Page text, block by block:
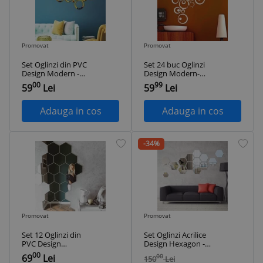
Promovat
Set Oglinzi din PVC
Design Modern -
Oglinzi Decorative
Acrilice Gold -
Luxury Home 24
bucati/set
5900 Lei
Adauga in cos
Promovat
Set 24 buc Oglinzi
Design Modern-
Oglinzi Decorative
Acrilice Cristal
5999 Lei
Adauga in cos
Promovat
Set 12 Oglinzi din
PVC Design
Hexagon Modern
6900 Lei
-34%
Promovat
Set Oglinzi Acrilice
Design Hexagon -
Oglinzi Decorative
15000 Lei